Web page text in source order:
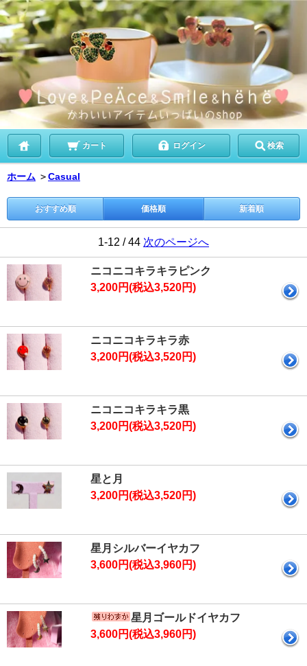
カート ログイン 検索
ホーム ＞Casual
おすすめ順 価格順 新着順
1-12 / 44 次のページへ
ニコニコキラキラピンク
3,200円(税込3,520円)
ニコニコキラキラ赤
3,200円(税込3,520円)
ニコニコキラキラ黒
3,200円(税込3,520円)
星と月
3,200円(税込3,520円)
星月シルバーイヤカフ
3,600円(税込3,960円)
星月ゴールドイヤカフ
3,600円(税込3,960円)